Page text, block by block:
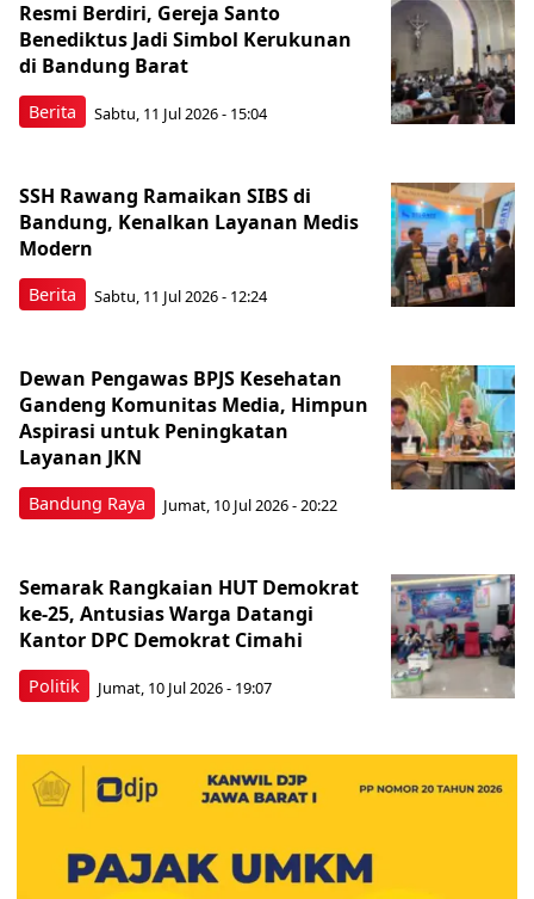
Berita
Resmi Berdiri, Gereja Santo
Benediktus Jadi Simbol Kerukunan
di Bandung Barat
Sabtu, 11 Jul 2026 - 15:04
Berita
SSH Rawang Ramaikan SIBS di
Bandung, Kenalkan Layanan Medis
Modern
Sabtu, 11 Jul 2026 - 12:24
Bandung Raya
Dewan Pengawas BPJS Kesehatan
Gandeng Komunitas Media, Himpun
Aspirasi untuk Peningkatan
Layanan JKN
Jumat, 10 Jul 2026 - 20:22
Politik
Semarak Rangkaian HUT Demokrat
ke-25, Antusias Warga Datangi
Kantor DPC Demokrat Cimahi
Jumat, 10 Jul 2026 - 19:07